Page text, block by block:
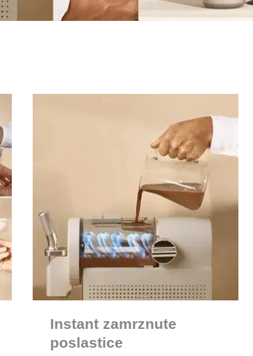
Instant zamrznute
poslastice